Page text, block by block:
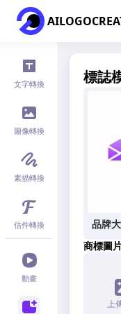
文字轉換
圖像轉換
素描轉換
信件轉換
動畫
標誌
品牌
商標圖
上